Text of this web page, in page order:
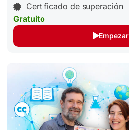
Certificado de superación
Gratuito
Empezar